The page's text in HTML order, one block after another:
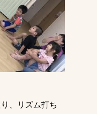
、リズム打ち